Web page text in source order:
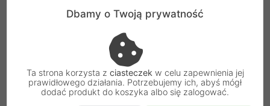
Dbamy o Twoją prywatność
Ta strona korzysta z ciasteczek w celu zapewnienia jej
prawidłowego działania. Potrzebujemy ich, abyś mógł
dodać produkt do koszyka albo się zalogować.